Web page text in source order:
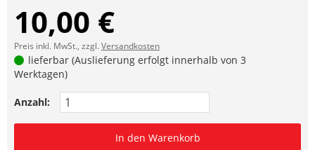
10,00 €
Preis inkl. MwSt., zzgl.Versandkosten
lieferbar (Auslieferung erfolgt innerhalb von 3
Werktagen)
Anzahl:
In den Warenkorb